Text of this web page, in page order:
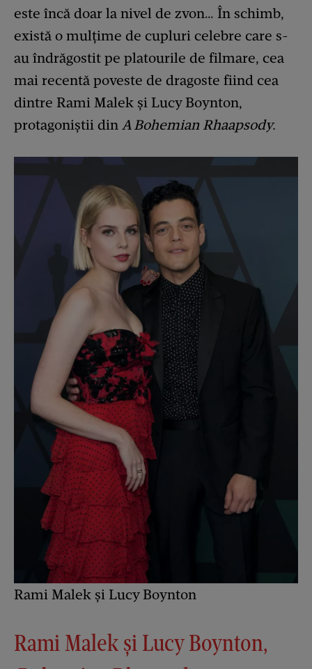
este încă doar la nivel de zvon… În schimb,
există o mulțime de cupluri celebre care s-
au îndrăgostit pe platourile de filmare, cea
mai recentă poveste de dragoste fiind cea
dintre Rami Malek și Lucy Boynton,
protagoniștii din A Bohemian Rhaapsody.
Rami Malek și Lucy Boynton
Rami Malek și Lucy Boynton,